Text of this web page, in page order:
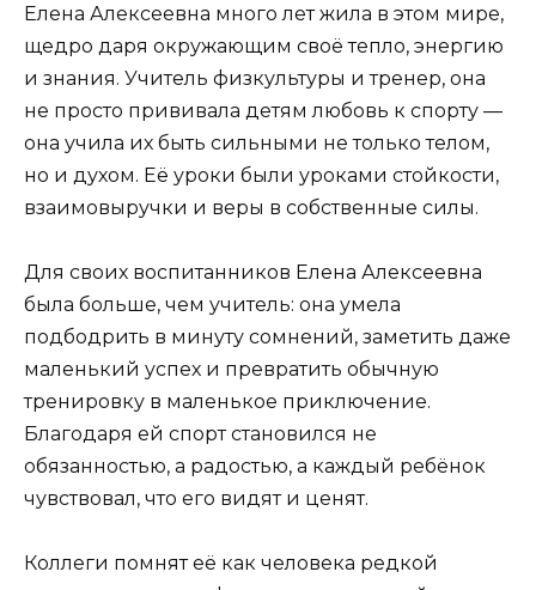
Елена Алексеевна много лет жила в этом мире,
щедро даря окружающим своё тепло, энергию
и знания. Учитель физкультуры и тренер, она
не просто прививала детям любовь к спорту —
она учила их быть сильными не только телом,
но и духом. Её уроки были уроками стойкости,
взаимовыручки и веры в собственные силы.
Для своих воспитанников Елена Алексеевна
была больше, чем учитель: она умела
подбодрить в минуту сомнений, заметить даже
маленький успех и превратить обычную
тренировку в маленькое приключение.
Благодаря ей спорт становился не
обязанностью, а радостью, а каждый ребёнок
чувствовал, что его видят и ценят.
Коллеги помнят её как человека редкой